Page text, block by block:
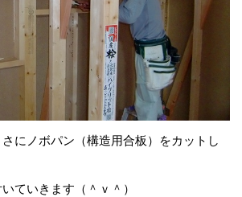
にノボパン（構造用合板）をカットし
ていきます（＾ｖ＾）